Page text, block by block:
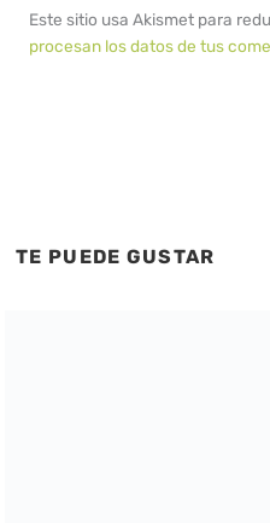
Este sitio usa Akismet para
procesan los datos de tus
TE PUEDE GUSTAR